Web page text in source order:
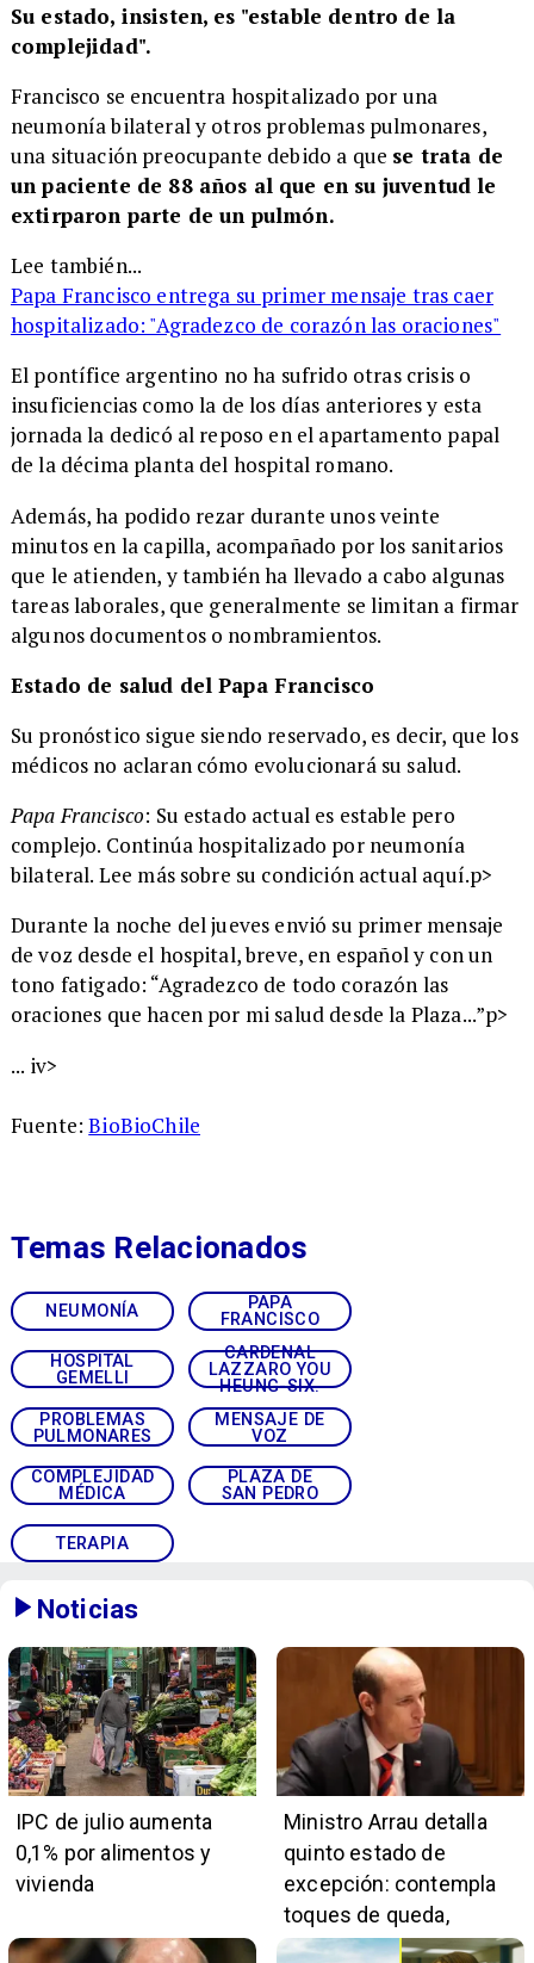
Su estado, insisten, es "estable dentro de la
complejidad".
Francisco se encuentra hospitalizado por una
neumonía bilateral y otros problemas pulmonares,
una situación preocupante debido a que se trata de
un paciente de 88 años al que en su juventud le
extirparon parte de un pulmón.
Lee también...
Papa Francisco entrega su primer mensaje tras caer
hospitalizado: "Agradezco de corazón las oraciones"
El pontífice argentino no ha sufrido otras crisis o
insuficiencias como la de los días anteriores y esta
jornada la dedicó al reposo en el apartamento papal
de la décima planta del hospital romano.
Además, ha podido rezar durante unos veinte
minutos en la capilla, acompañado por los sanitarios
que le atienden, y también ha llevado a cabo algunas
tareas laborales, que generalmente se limitan a firmar
algunos documentos o nombramientos.
Estado de salud del Papa Francisco
Su pronóstico sigue siendo reservado, es decir, que los
médicos no aclaran cómo evolucionará su salud.
Papa Francisco: Su estado actual es estable pero
complejo. Continúa hospitalizado por neumonía
bilateral. Lee más sobre su condición actual aquí.p>
Durante la noche del jueves envió su primer mensaje
de voz desde el hospital, breve, en español y con un
tono fatigado: “Agradezco de todo corazón las
oraciones que hacen por mi salud desde la Plaza...”p>
... iv>
Fuente:BioBioChile
NEUMONÍA
PAPA
FRANCISCO
HOSPITAL
GEMELLI
CARDENAL
LAZZARO YOU
HEUNG-SIX.
PROBLEMAS
PULMONARES
MENSAJE DE
VOZ
COMPLEJIDAD
MÉDICA
PLAZA DE
SAN PEDRO
TERAPIA
Temas Relacionados
Noticias
IPC de julio aumenta
0,1% por alimentos y
vivienda
Ministro Arrau detalla
quinto estado de
excepción: contempla
toques de queda,
restricciones y